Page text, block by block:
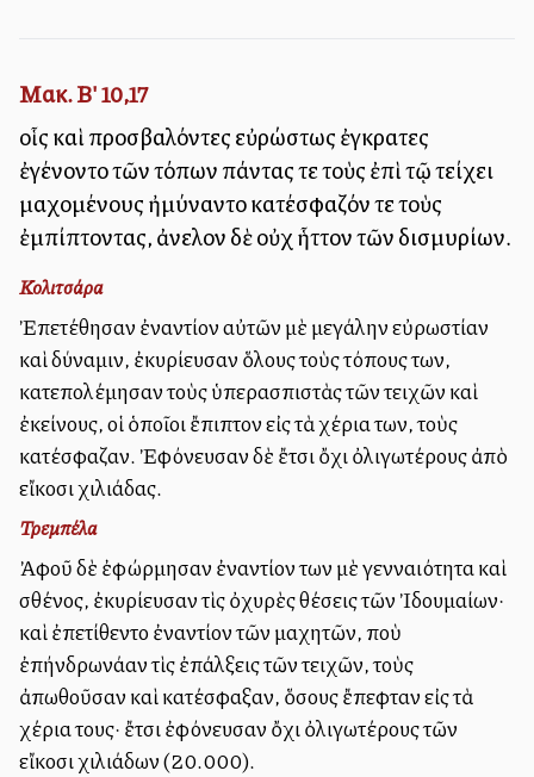
Μακ. Β' 10,17
οἷς καὶ προσβαλόντες εὐρώστως ἐγκρατεῖς
ἐγένοντο τῶν τόπων πάντας τε τοὺς ἐπὶ τῷ τείχει
μαχομένους ἠμύναντο κατέσφαζόν τε τοὺς
ἐμπίπτοντας, ἀνεῖλον δὲ οὐχ ἧττον τῶν δισμυρίων.
Κολιτσάρα
Ἐπετέθησαν ἐναντίον αὐτῶν μὲ μεγάλην εὐρωστίαν
καὶ δύναμιν, ἐκυρίευσαν ὅλους τοὺς τόπους των,
κατεπολέμησαν τοὺς ὑπερασπιστὰς τῶν τειχῶν καὶ
ἐκείνους, οἱ ὁποῖοι ἔπιπτον εἰς τὰ χέρια των, τοὺς
κατέσφαζαν. Ἐφόνευσαν δὲ ἔτσι ὄχι ὀλιγωτέρους ἀπὸ
εἴκοσι χιλιάδας.
Τρεμπέλα
Ἀφοῦ δὲ ἐφώρμησαν ἐναντίον των μὲ γενναιότητα καὶ
σθένος, ἐκυρίευσαν τὶς ὀχυρὲς θέσεις τῶν Ἰδουμαίων·
καὶ ἐπετίθεντο ἐναντίον τῶν μαχητῶν, ποὺ
ἐπήνδρωνάαν τὶς ἐπάλξεις τῶν τειχῶν, τοὺς
ἀπωθοῦσαν καὶ κατέσφαξαν, ὅσους ἔπεφταν εἰς τὰ
χέρια τους· ἔτσι ἐφόνευσαν ὄχι ὀλιγωτέρους τῶν
εἴκοσι χιλιάδων (20.000).